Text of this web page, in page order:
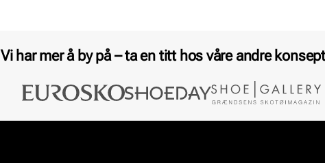
Vi har mer å by på – ta en titt hos våre andre